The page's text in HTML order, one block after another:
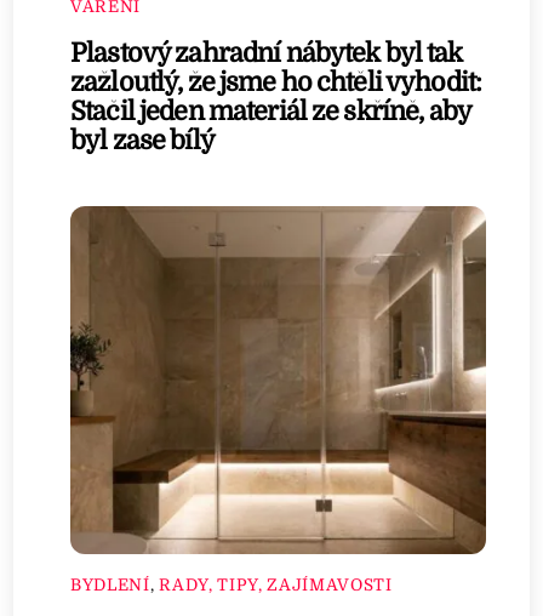
VAŘENÍ
Plastový zahradní nábytek byl tak
zažloutlý, že jsme ho chtěli vyhodit:
Stačil jeden materiál ze skříně, aby
byl zase bílý
BYDLENÍ,RADY, TIPY, ZAJÍMAVOSTI